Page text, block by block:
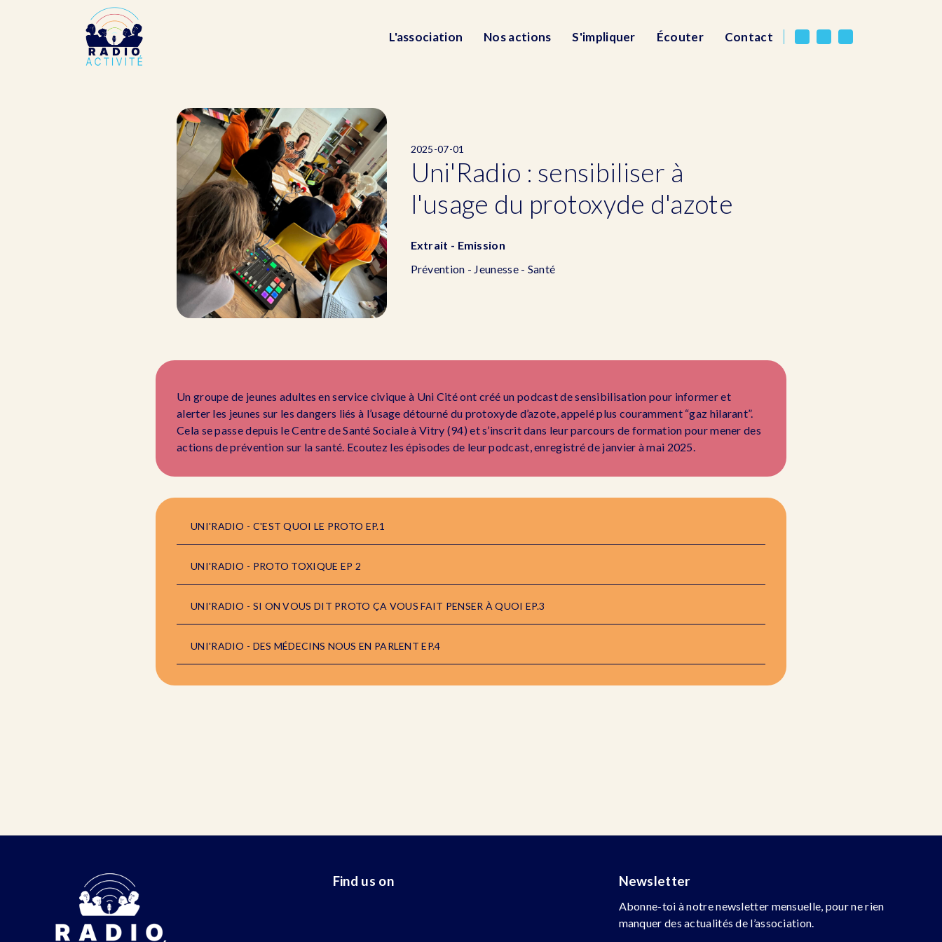
L'association Nos actions S'impliquer Écouter Contact
2025-07-01
Uni'Radio : sensibiliser à
l'usage du protoxyde d'azote
Extrait - Emission
Prévention - Jeunesse - Santé
Un groupe de jeunes adultes en service civique à Uni Cité ont créé un podcast de sensibilisation pour informer et
alerter les jeunes sur les dangers liés à l’usage détourné du protoxyde d’azote, appelé plus couramment “gaz hilarant”.
Cela se passe depuis le Centre de Santé Sociale à Vitry (94) et s’inscrit dans leur parcours de formation pour mener des
actions de prévention sur la santé. Ecoutez les épisodes de leur podcast, enregistré de janvier à mai 2025.
UNI'RADIO - C'EST QUOI LE PROTO EP.1
UNI'RADIO - PROTO TOXIQUE EP 2
UNI'RADIO - SI ON VOUS DIT PROTO ÇA VOUS FAIT PENSER À QUOI EP.3
UNI'RADIO - DES MÉDECINS NOUS EN PARLENT EP.4
Find us on Newsletter
Abonne-toi à notre newsletter mensuelle, pour ne rien
manquer des actualités de l’association.